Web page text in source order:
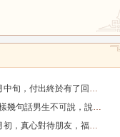
付出終於有了回報的三個星座，日子一天天好起來_那件_時間_結果
話男生不可說，說了女朋友要分手！_女生_星座_話語
對待朋友，福氣不缺，事業和生意蒸蒸日上的四個星座_合作中_金牛座_雙子座